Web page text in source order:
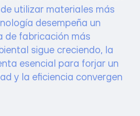
utilizar materiales más
desempeña un
fabricación más
sigue creciendo, la
esencial para forjar un
y la eficiencia convergen